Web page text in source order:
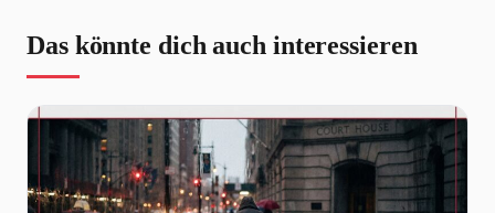
Das könnte dich auch interessieren